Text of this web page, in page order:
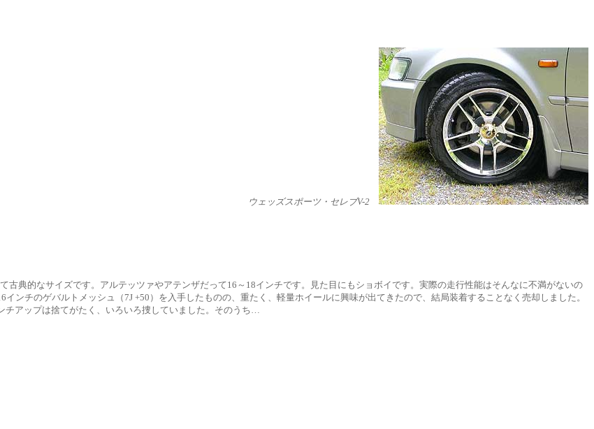
ウェッズスポーツ・セレブV-2
典的なサイズです。アルテッツァやアテンザだって16～18インチです。見た目にもショボイです。実際の走行性能はそんなに不満がないの
ンチのゲバルトメッシュ（7J +50）を入手したものの、重たく、軽量ホイールに興味が出てきたので、結局装着することなく売却しました。
アップは捨てがたく、いろいろ捜していました。そのうち…